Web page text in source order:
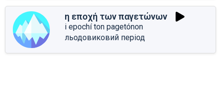
η εποχή των παγετώνων
i epochí ton pagetónon
льодовиковий період